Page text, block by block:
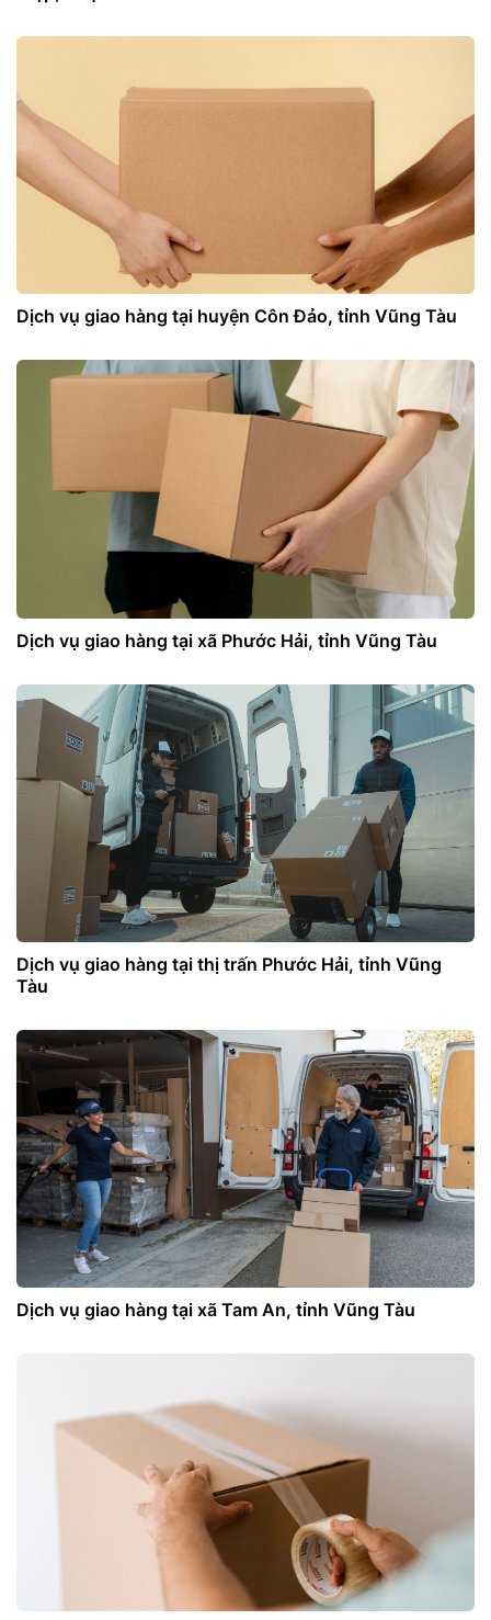
Dịch vụ giao hàng tại huyện Côn Đảo, tỉnh Vũng Tàu
Dịch vụ giao hàng tại xã Phước Hải, tỉnh Vũng Tàu
Dịch vụ giao hàng tại thị trấn Phước Hải, tỉnh Vũng
Tàu
Dịch vụ giao hàng tại xã Tam An, tỉnh Vũng Tàu